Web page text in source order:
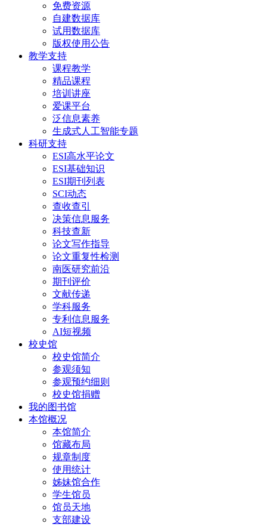
免费资源
自建数据库
试用数据库
版权使用公告
教学支持
课程教学
精品课程
培训讲座
爱课平台
泛信息素养
生成式人工智能专题
科研支持
ESI高水平论文
ESI基础知识
ESI期刊列表
SCI动态
查收查引
决策信息服务
科技查新
论文写作指导
论文重复性检测
南医研究前沿
期刊评价
文献传递
学科服务
专利信息服务
AI短视频
校史馆
校史馆简介
参观须知
参观预约细则
校史馆捐赠
我的图书馆
本馆概况
本馆简介
馆藏布局
规章制度
使用统计
姊妹馆合作
学生馆员
馆员天地
支部建设